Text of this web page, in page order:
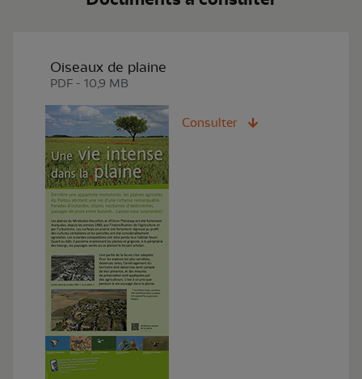
Oiseaux de plaine
PDF - 10,9 MB
Consulter